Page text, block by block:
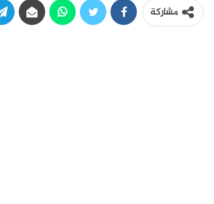
مشاركة